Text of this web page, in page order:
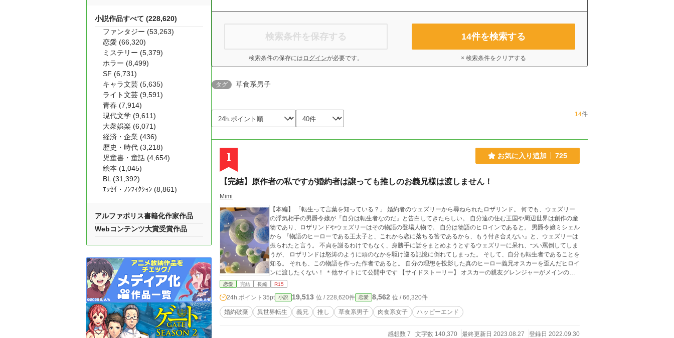
検索条件を保存する
検索条件の保存には ログインが必要です。
14件を検索する
× 検索条件をクリアする
タグ 草食系男子
14件
1 お気に入り追加 725
【完結】原作者の私ですが婚約者は譲っても推しのお義兄様は渡しません！
Mimi
【本編】 「転生って言葉を知っている？」 婚約者のウェズリーから尋ねられたロザリンド。 何でも、ウェズリー
の浮気相手の男爵令嬢が『自分は転生者なのだ』と告白してきたらしい。 自分達の住む王国や周辺世界は創作の産
物であり、ロザリンドやウェズリーはその物語の登場人物で。 自分は物語のヒロインであると。 男爵令嬢ミシェル
から 『物語のヒーローである王太子と、これから恋に落ちる筈であるから、もう付き合えない』と、ウェズリーは
振られたと言う。 不貞を謝るわけでもなく、身勝手に話をまとめようとするウェズリーに呆れ、つい罵倒してしま
うが、 ロザリンドは怒涛のように頭のなかを駆け巡る記憶に倒れてしまった。 そして、自分も転生者であることを
知る。 それも、この物語を作った作者であると。 自分の理想を投影した真のヒーロー義兄オスカーを歪んだヒロイ
ンに渡したくない！ ＊他サイトにて公開中です 【サイドストーリー】 オスカーの親友グレンジャーがメインの物
語です。 彼に転生した前世のユズキは読者であり、制作サイドではなかったので、グレンジャーも公開されていた
しております。 歯痒く思われる方もおられると思います。どうぞ、お許しくださいませ🙇‍♀️
恋愛 完結 長編 R15
24h.ポイント 35pt 小説 19,513 位 / 228,620件 恋愛 8,562 位 / 66,320件
婚約破棄 異世界転生 義兄 推し 草食系男子 肉食系女子 ハッピーエンド
感想数 7 文字数 140,370 最終更新日 2023.08.27 登録日 2022.09.30
小説作品すべて (228,620)
ファンタジー (53,263)
恋愛 (66,320)
ミステリー (5,379)
ホラー (8,499)
SF (6,731)
キャラ文芸 (5,635)
ライト文芸 (9,591)
青春 (7,914)
現代文学 (9,611)
大衆娯楽 (6,071)
経済・企業 (436)
歴史・時代 (3,218)
児童書・童話 (4,654)
絵本 (1,045)
BL (31,392)
ｴｯｾｲ・ﾉﾝﾌｨｸｼｮﾝ (8,861)
アルファポリス書籍化作家作品
Webコンテンツ大賞受賞作品